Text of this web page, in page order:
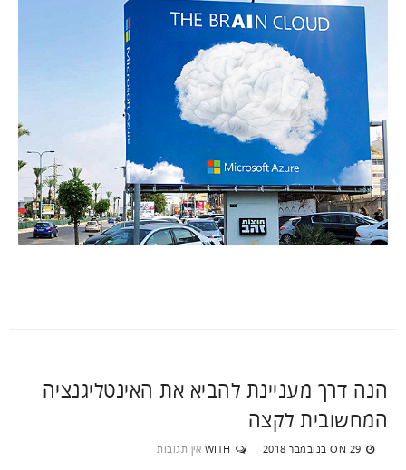
הנה דרך מעניינת להביא את האינטליגנציה
המחשובית לקצה
ON 29 בנובמבר 2018 WITH אין תגובות